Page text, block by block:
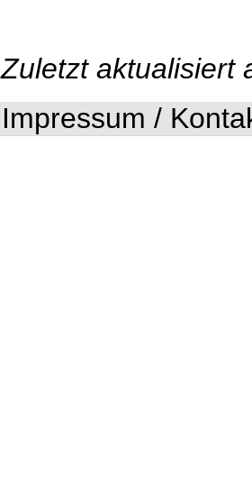
Zuletzt aktualisiert
Impressum /